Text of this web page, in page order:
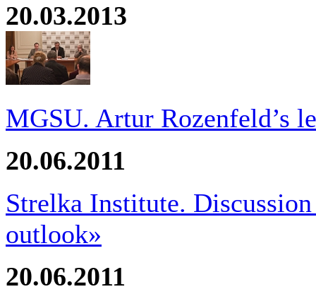
20.03.2013
MGSU. Artur Rozenfeld’s
20.06.2011
Strelka Institute.
outlook»
20.06.2011